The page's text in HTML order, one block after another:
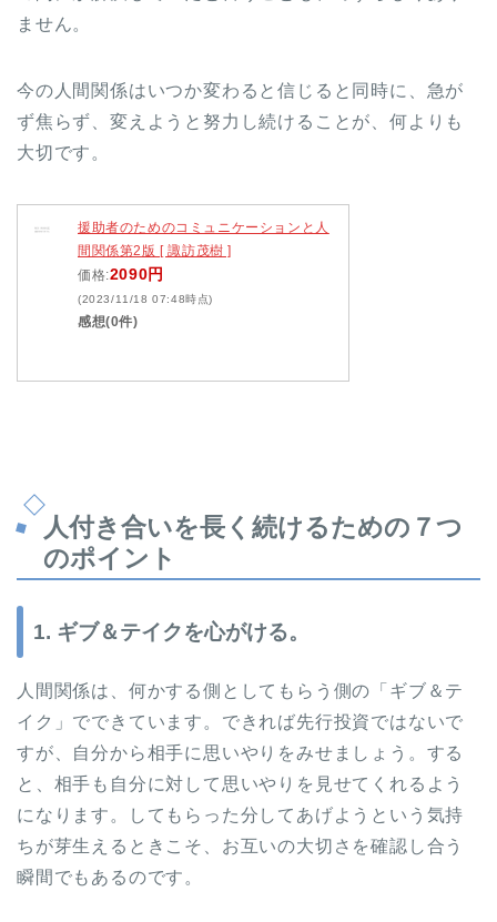
ません。
今の人間関係はいつか変わると信じると同時に、急が
ず焦らず、変えようと努力し続けることが、何よりも
大切です。
援助者のためのコミュニケーションと人
間関係第2版 [ 諏訪茂樹 ]
価格:2090円
(2023/11/18 07:48時点)
感想(0件)
人付き合いを長く続けるための７つ
のポイント
1. ギブ＆テイクを心がける。
人間関係は、何かする側としてもらう側の「ギブ＆テ
イク」でできています。できれば先行投資ではないで
すが、自分から相手に思いやりをみせましょう。する
と、相手も自分に対して思いやりを見せてくれるよう
になります。してもらった分してあげようという気持
ちが芽生えるときこそ、お互いの大切さを確認し合う
瞬間でもあるのです。